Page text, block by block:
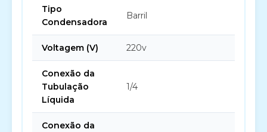
Tipo
Condensadora
Barril
Voltagem (V) 220v
Conexão da
Tubulação
Líquida
1/4
Conexão da